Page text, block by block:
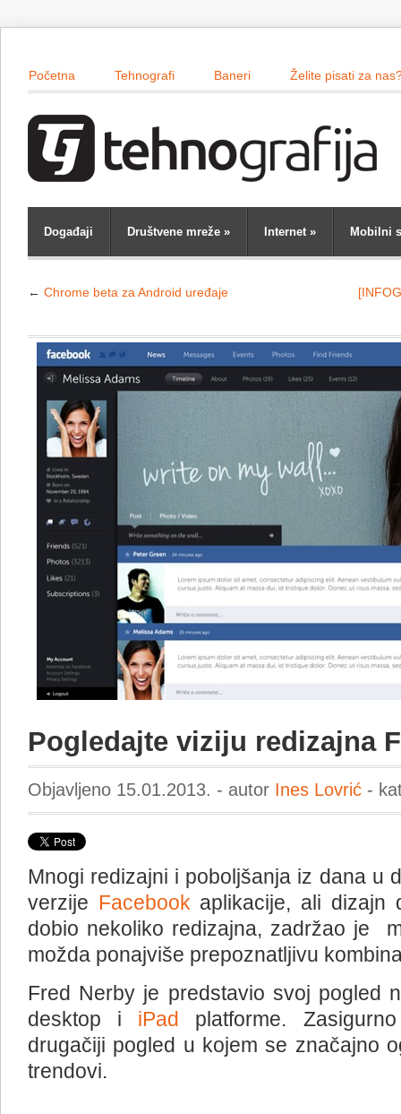
Početna Tehnografi Baneri Želite pisati za
Događaji Društvene mreže » Internet» Mobilni
← Chrome beta za Android uređaje
Pogledajte viziju redizajna
Objavljeno 15.01.2013. - autor Ines Lovrić -
Mnogi redizajni i poboljšanja iz dana u
verzije Facebook aplikacije, ali dizajn
dobio nekoliko redizajna, zadržao je
možda ponajviše prepoznatljivu
Fred Nerby je predstavio svoj pogled
desktop i iPad platforme.
drugačiji pogled u kojem se značajno
trendovi.